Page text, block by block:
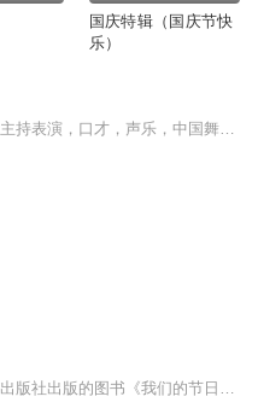
国庆特辑（国庆节快
乐）